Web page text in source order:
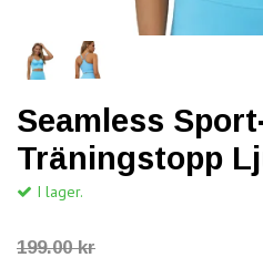
Seamless
Träningstopp
I lager.
199.00 kr